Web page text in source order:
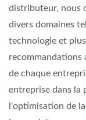
distributeur, nous
divers domaines
technologie et
recommandations
de chaque
entreprise dans la
l'optimisation de